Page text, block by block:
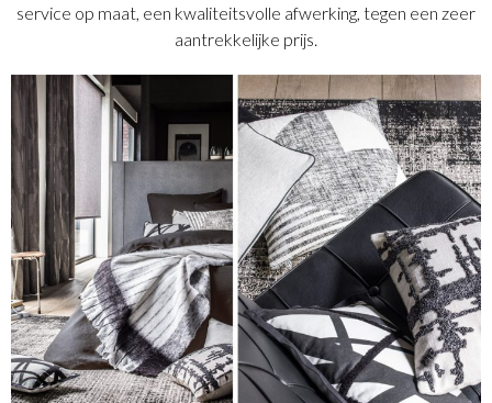
service op maat, een kwaliteitsvolle afwerking, tegen een zeer
aantrekkelijke prijs.